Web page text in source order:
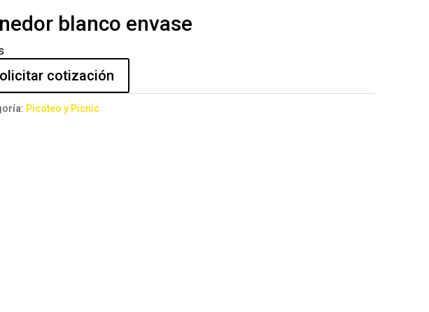
blanco envase
cotización
Picoteo y Picnic